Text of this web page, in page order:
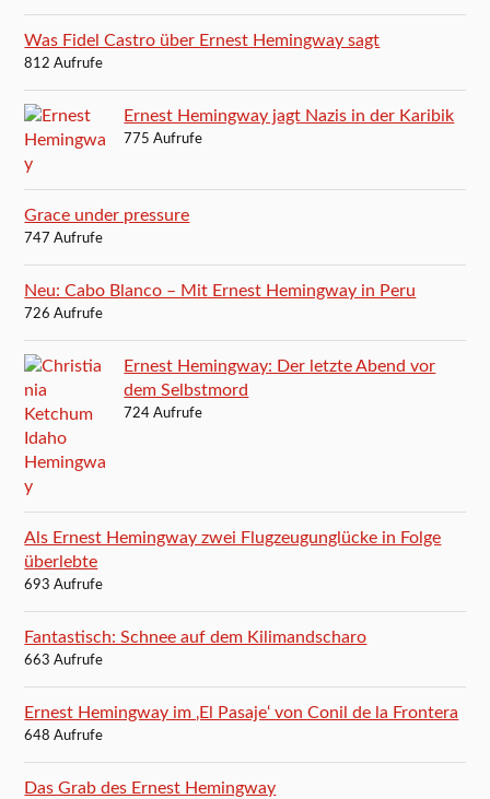
Was Fidel Castro über Ernest Hemingway sagt
812 Aufrufe
Ernest Hemingway jagt Nazis in der Karibik
775 Aufrufe
Grace under pressure
747 Aufrufe
Neu: Cabo Blanco – Mit Ernest Hemingway in Peru
726 Aufrufe
Ernest Hemingway: Der letzte Abend vor
dem Selbstmord
724 Aufrufe
Als Ernest Hemingway zwei Flugzeugunglücke in Folge
überlebte
693 Aufrufe
Fantastisch: Schnee auf dem Kilimandscharo
663 Aufrufe
Ernest Hemingway im ‚El Pasaje‘ von Conil de la Frontera
648 Aufrufe
Das Grab des Ernest Hemingway